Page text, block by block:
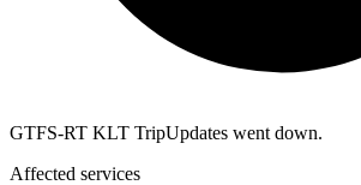
GTFS-RT KLT TripUpdates went down.
Affected services